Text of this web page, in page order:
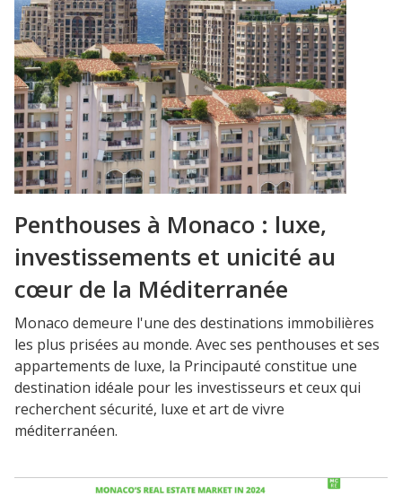
Penthouses à Monaco : luxe,
investissements et unicité au
cœur de la Méditerranée
Monaco demeure l'une des destinations immobilières
les plus prisées au monde. Avec ses penthouses et ses
appartements de luxe, la Principauté constitue une
destination idéale pour les investisseurs et ceux qui
recherchent sécurité, luxe et art de vivre
méditerranéen.